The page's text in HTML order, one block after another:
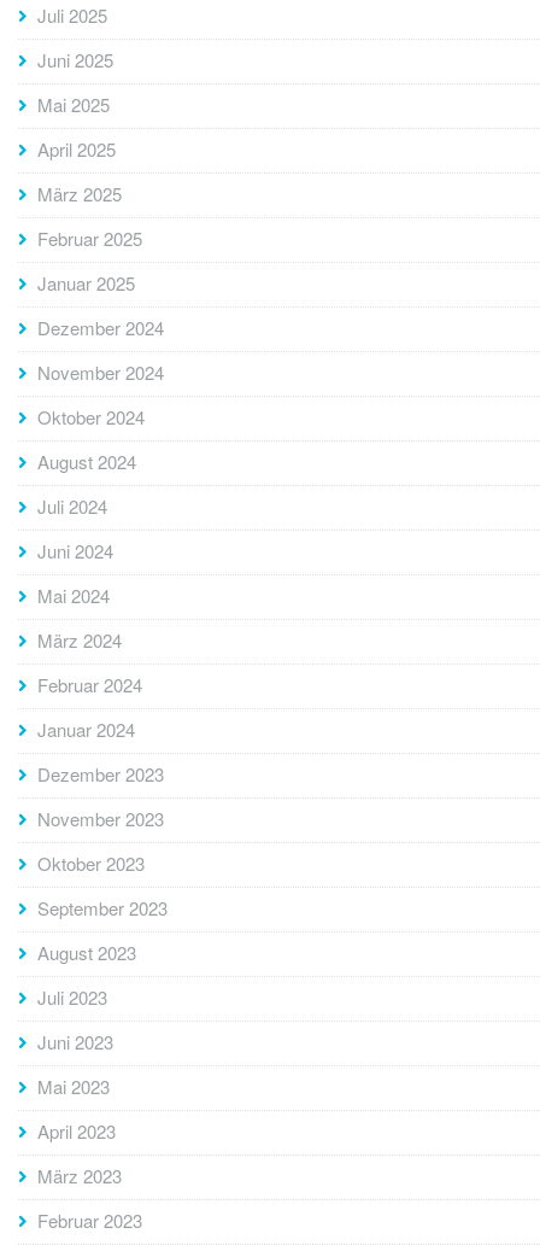
Juli 2025
Juni 2025
Mai 2025
April 2025
März 2025
Februar 2025
Januar 2025
Dezember 2024
November 2024
Oktober 2024
August 2024
Juli 2024
Juni 2024
Mai 2024
März 2024
Februar 2024
Januar 2024
Dezember 2023
November 2023
Oktober 2023
September 2023
August 2023
Juli 2023
Juni 2023
Mai 2023
April 2023
März 2023
Februar 2023